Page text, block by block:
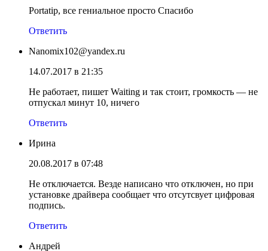
Portatip, все гениальное просто Спасибо
Ответить
Nanomix102@yandex.ru
14.07.2017 в 21:35
Не работает, пишет Waiting и так стоит, громкость — не
отпускал минут 10, ничего
Ответить
Ирина
20.08.2017 в 07:48
Не отключается. Везде написано что отключен, но при
установке драйвера сообщает что отсутсвует цифровая
подпись.
Ответить
Андрей